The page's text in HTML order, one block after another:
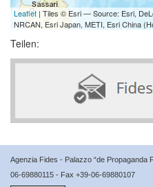
Leaflet | Tiles © Esri — Source: Esri,
NRCAN, Esri Japan, METI, Esri China
Teilen:
Agenzia Fides - Palazzo “de Propaganda
06-69880115 - Fax +39-06-69880107